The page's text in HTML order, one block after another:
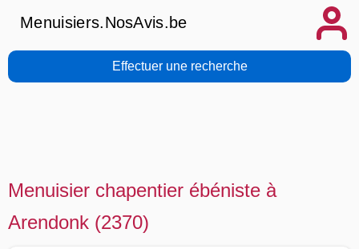
Menuisiers.NosAvis.be
Effectuer une recherche
Menuisier chapentier ébéniste à
Arendonk (2370)